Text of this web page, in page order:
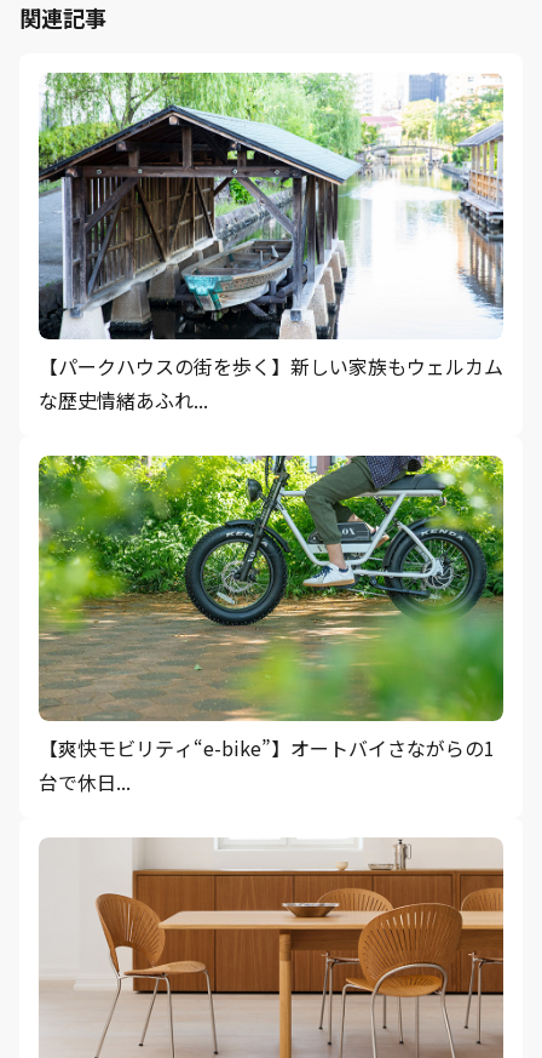
関連記事
【パークハウスの街を歩く】新しい家族もウェルカム
な歴史情緒あふれ...
【爽快モビリティ“e-bike”】オートバイさながらの1
台で休日...